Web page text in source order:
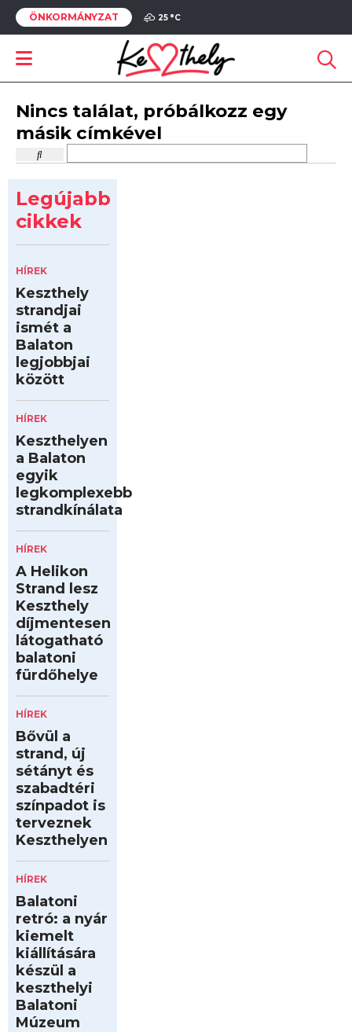
ÖNKORMÁNYZAT 25 °C
Nincs találat, próbálkozz egy
másik címkével
Legújabb
cikkek
HÍREK
Keszthely
strandjai
ismét a
Balaton
legjobbjai
között
HÍREK
Keszthelyen
a Balaton
egyik
legkomplexebb
strandkínálata
HÍREK
A Helikon
Strand lesz
Keszthely
díjmentesen
látogatható
balatoni
fürdőhelye
HÍREK
Bővül a
strand, új
sétányt és
szabadtéri
színpadot is
terveznek
Keszthelyen
HÍREK
Balatoni
retró: a nyár
kiemelt
kiállítására
készül a
keszthelyi
Balatoni
Múzeum